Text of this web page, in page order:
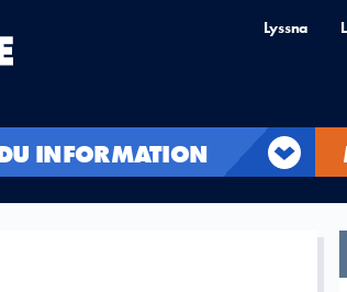
Lyssna
INFORMATION